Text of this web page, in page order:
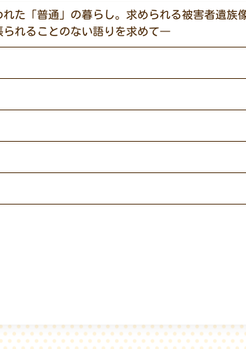
た「普通」の暮らし。求められる被害者遺族
られることのない語りを求めて―